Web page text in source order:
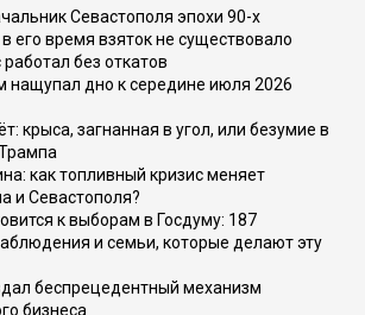
Севастополя эпохи 90-х
его время взяток не существовало
без откатов
нащупал дно к середине июля 2026
крыса, загнанная в угол, или безумие в
как топливный кризис меняет
и Севастополя?
к выборам в Госдуму: 187
и семьи, которые делают эту
беспрецедентный механизм
бизнеса